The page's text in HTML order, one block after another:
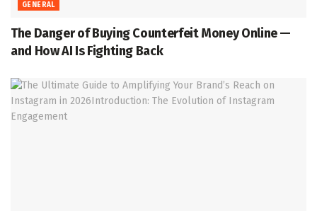
GENERAL
The Danger of Buying Counterfeit Money Online —
and How AI Is Fighting Back